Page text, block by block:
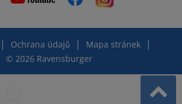
| Ochrana údajů | Mapa stránek |
© 2026 Ravensburger